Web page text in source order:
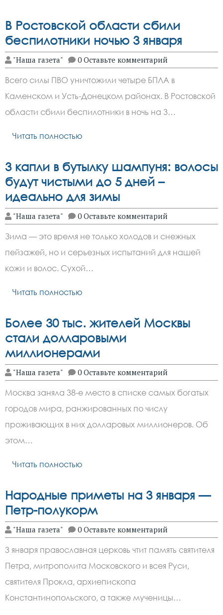
В Ростовской области сбили
беспилотники ночью 3 января
"Наша газета" 0 Оставьте комментарий
Всего силы ПВО уничтожили четыре БПЛА в
Каменском и Усть-Донецком районах. В Ростовской
области сбили беспилотники в ночь на 3…
Читать полностью
3 капли в бутылку шампуня: волосы
будут чистыми до 5 дней –
идеально для зимы
"Наша газета" 0 Оставьте комментарий
Зима — это время не только холодов и снежных
пейзажей, но и серьезных испытаний для нашей
кожи и волос. Сухой…
Читать полностью
Более 30 тыс. жителей Москвы
стали долларовыми
миллионерами
"Наша газета" 0 Оставьте комментарий
Москва заняла 38-е место в списке самых богатых
городов мира, ранжированных по числу
проживающих в них долларовых миллионеров. Об
этом…
Читать полностью
Народные приметы на 3 января —
Петр-полукорм
"Наша газета" 0 Оставьте комментарий
3 января православная церковь чтит память святителя
Петра, митрополита Московского и всея Руси,
святителя Прокла, архиепископа
Константинопольского, а также мученицы…